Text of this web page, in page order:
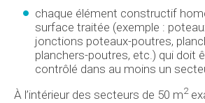
chaque élément constructif
surface traitée (exemple :
jonctions poteaux-poutres,
planchers-poutres, etc.) qui doit
contrôlé dans au moins un
À l’intérieur des secteurs de 50 m2